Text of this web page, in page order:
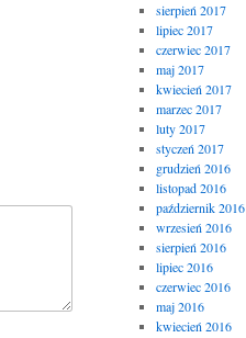
sierpień 2017
lipiec 2017
czerwiec 2017
maj 2017
kwiecień 2017
marzec 2017
luty 2017
styczeń 2017
grudzień 2016
listopad 2016
październik 2016
wrzesień 2016
sierpień 2016
lipiec 2016
czerwiec 2016
maj 2016
kwiecień 2016